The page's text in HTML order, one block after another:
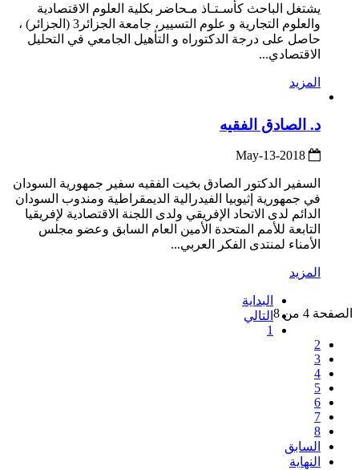
يشتغل الباحث كأسـتـاذ مـحاضر بكلية العلوم الاقتصادية
والعلوم التجارية و علوم التسيير، جامعة الجزائر3 (الجزائر) ،
حاصل على درجة الدكتوراه و التأهيل الجامعي في التحليل
الاقتصادي...
المزيد
د. الصادق الفقيه
السفير الدكتور الصادق بخيت الفقيه سفير جمهورية السودان
في جمهورية إثيوبيا الفيدرالية الديمقراطية ومندوب السودان
الدائم لدى الاتحاد الإفريقي ولدى اللجنة الاقتصادية لإفريقيا
التابعة للأمم المتحدة الأمين العام السابق وعضو مجلس
الأمناء لمنتدى الفكر العربي...
المزيد
الصفحة 4 من 8
البداية
التالي
1
2
3
4
5
6
7
8
السابق
النهاية